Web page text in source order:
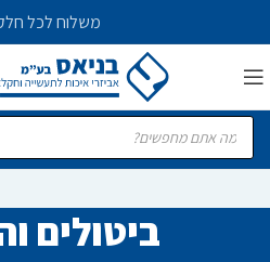
משלוח לכל
ביטולים